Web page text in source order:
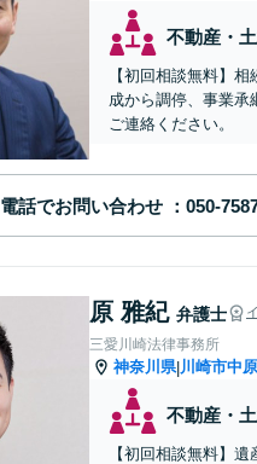
不動産・
【初回相談無料】
成から調停、事業承
ご連絡ください。
電話でお問い合わせ
原 雅紀 弁護士
三愛川崎法律事務所
神奈川県|川崎市中
不動産・
【初回相談無料】